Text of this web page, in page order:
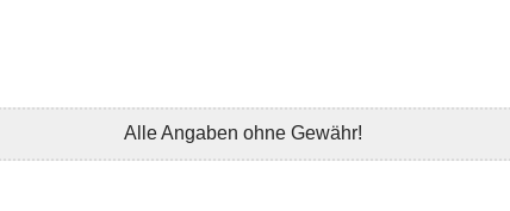
Alle Angaben ohne Gewähr!